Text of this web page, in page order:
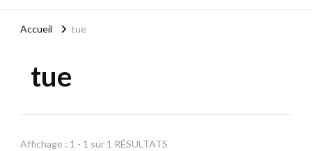
Accueil tue
tue
Affichage : 1 - 1 sur 1 RÉSULTATS